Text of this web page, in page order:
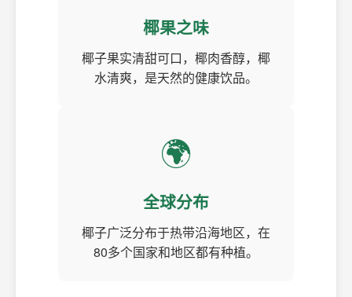
椰果之味
椰子果实清甜可口，椰肉香醇，椰
水清爽，是天然的健康饮品。
🌍
全球分布
椰子广泛分布于热带沿海地区，在
80多个国家和地区都有种植。